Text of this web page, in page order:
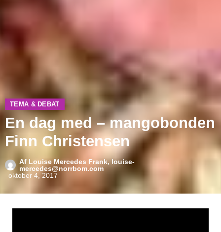
TEMA & DEBAT
En dag med – mangobonden
Finn Christensen
AfLouise Mercedes Frank, louise-
mercedes@norrbom.com
oktober 4, 2017